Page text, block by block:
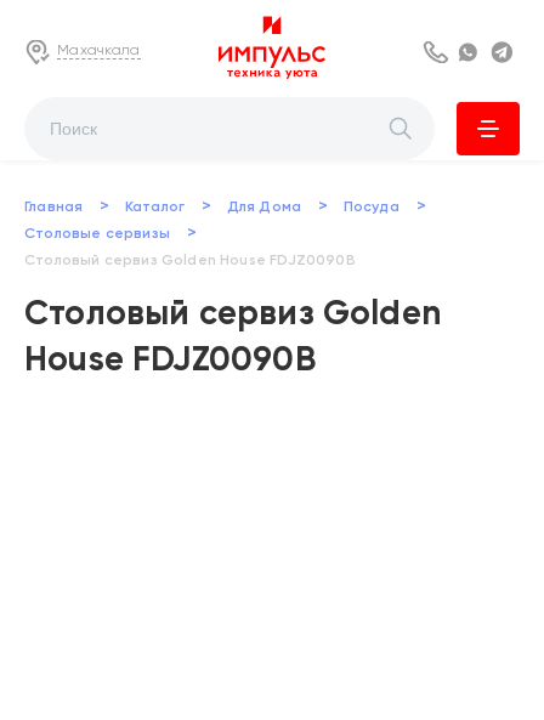
Махачкала 8 800 222 63
Главная > Каталог > Для Дома > Посуда >
Столовые сервизы >
Столовый сервиз Golden House FDJZ0090B
Столовый сервиз Golden
House FDJZ0090B